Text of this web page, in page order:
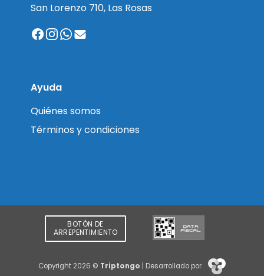
San Lorenzo 710, Las Rosas
Ayuda
Quiénes somos
Términos y condiciones
BOTÓN DE
ARREPENTIMIENTO
Copyright 2026 © Triptongo | Desarrollado por